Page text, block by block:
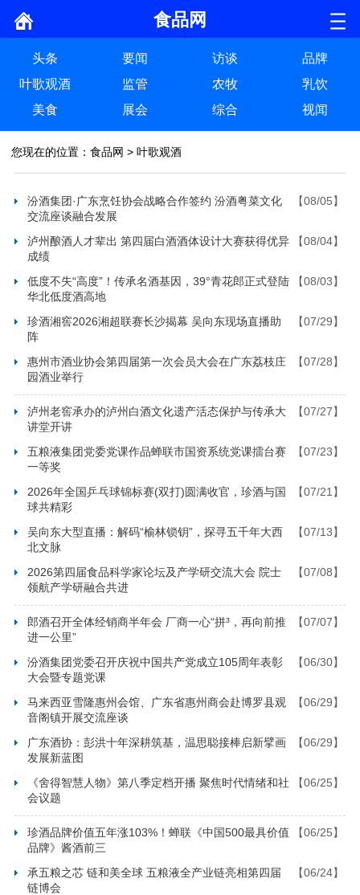
食品网
头条 要闻 访谈
品牌
叶歌观酒
监管 农牧
乳饮
美食
展会 综合 视闻
您现在的位置： 食品网 > 叶歌观酒
汾酒集团·广东烹饪协会战略合作签约 汾酒粤菜文化
交流座谈融合发展
【08/05】
泸州酿酒人才辈出 第四届白酒酒体设计大赛获得优异
成绩
【08/04】
低度不失“高度”！传承名酒基因，39°青花郎正式登陆
华北低度酒高地
【08/03】
珍酒湘窖2026湘超联赛长沙揭幕 吴向东现场直播助
阵
【07/29】
惠州市酒业协会第四届第一次会员大会在广东荔枝庄
园酒业举行
【07/28】
泸州老窖承办的泸州白酒文化遗产活态保护与传承大
讲堂开讲
【07/27】
五粮液集团党委党课作品蝉联市国资系统党课擂台赛
一等奖
【07/23】
2026年全国乒乓球锦标赛(双打)圆满收官，珍酒与国
球共精彩
【07/21】
吴向东大型直播：解码“榆林锁钥”，探寻五千年大西
北文脉
【07/13】
2026第四届食品科学家论坛及产学研交流大会 院士
领航产学研融合共进
【07/08】
郎酒召开全体经销商半年会 厂商一心“拼³，再向前推
进一公里”
【07/07】
汾酒集团党委召开庆祝中国共产党成立105周年表彰
大会暨专题党课
【06/30】
马来西亚雪隆惠州会馆、广东省惠州商会赴博罗县观
音阁镇开展交流座谈
【06/29】
广东酒协：彭洪十年深耕筑基，温思聪接棒启新擘画
发展新蓝图
【06/29】
《舍得智慧人物》第八季定档开播 聚焦时代情绪和社
会议题
【06/25】
珍酒品牌价值五年涨103%！蝉联《中国500最具价值
品牌》酱酒前三
【06/25】
承五粮之芯 链和美全球 五粮液全产业链亮相第四届
链博会
【06/24】